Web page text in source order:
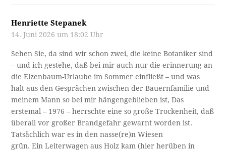
Henriette Stepanek
14. Juni 2026 um 18:02 Uhr
Sehen Sie, da sind wir schon zwei, die keine Botaniker sind
– und ich gestehe, daß bei mir auch nur die erinnerung an
die Elzenbaum-Urlaube im Sommer einfließt – und was
halt aus den Gesprächen zwischen der Bauernfamilie und
meinem Mann so bei mir hängengeblieben ist, Das
erstemal – 1976 – herrschte eine so große Trockenheit, daß
überall vor großer Brandgefahr gewarnt worden ist.
Tatsächlich war es in den nasse(re)n Wiesen
grün. Ein Leiterwagen aus Holz kam (hier herüben in